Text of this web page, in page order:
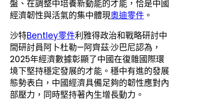
盤、在調整中培養新動能的才能，恰是中國
經濟韌性與活氣的集中體現奧迪零件 。
沙特Bentley零件利雅得政治和戰略研討中
間研討員阿卜杜勒—阿齊茲·沙巴尼認為，
2025年經濟數據彰顯了中國在復雜國際環
境下堅持穩定發展的才能。穩中有進的發展
態勢表白，中國經濟具備足夠的韌性應對內
部壓力，同時堅持著內生增長動力。